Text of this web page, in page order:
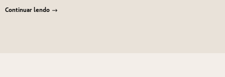
Continuar lendo